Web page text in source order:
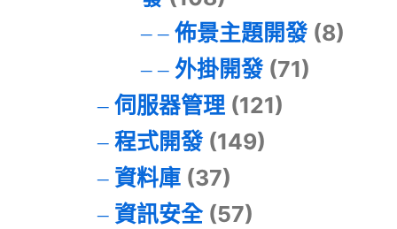
佈景主題開發(8)
外掛開發(71)
伺服器管理(121)
程式開發(149)
資料庫(37)
資訊安全(57)